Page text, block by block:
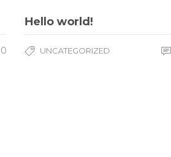
0
Hello world!
UNCATEGORIZED